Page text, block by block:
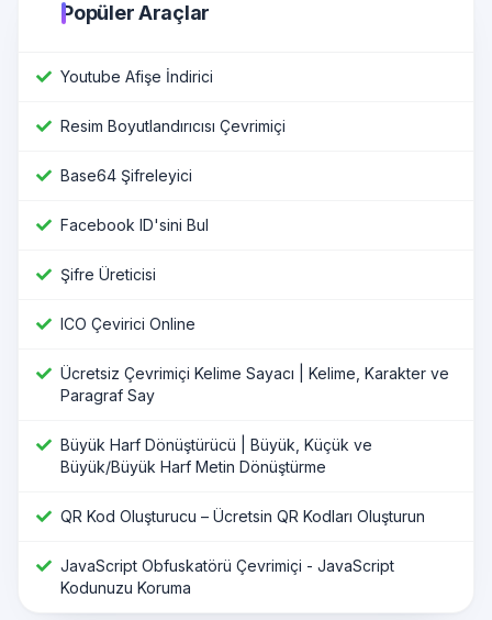
Popüler Araçlar
Youtube Afişe İndirici
Resim Boyutlandırıcısı Çevrimiçi
Base64 Şifreleyici
Facebook ID'sini Bul
Şifre Üreticisi
ICO Çevirici Online
Ücretsiz Çevrimiçi Kelime Sayacı | Kelime, Karakter ve
Paragraf Say
Büyük Harf Dönüştürücü | Büyük, Küçük ve
Büyük/Büyük Harf Metin Dönüştürme
QR Kod Oluşturucu – Ücretsin QR Kodları Oluşturun
JavaScript Obfuskatörü Çevrimiçi - JavaScript
Kodunuzu Koruma